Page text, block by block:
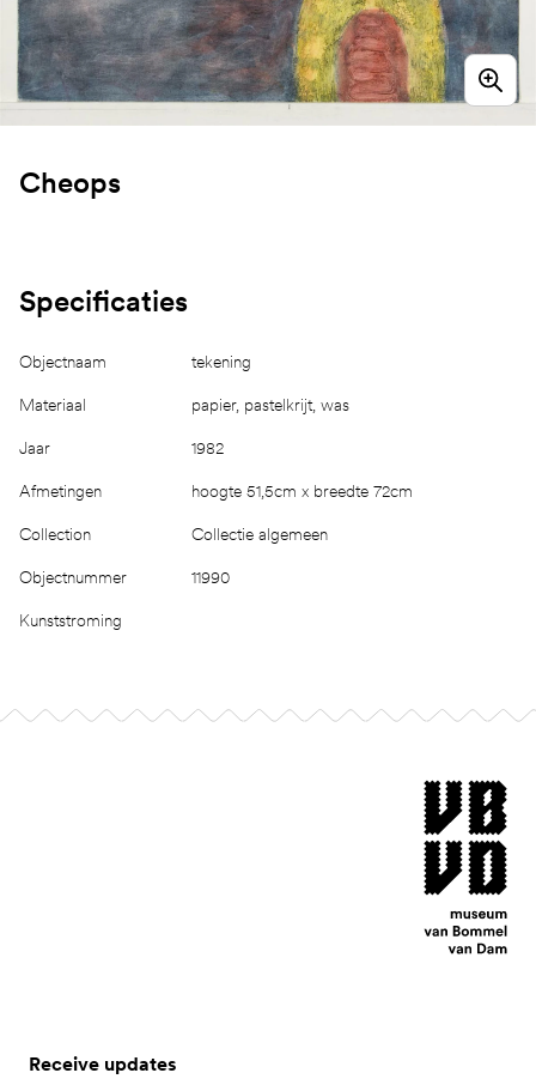
Cheops
Specificaties
Objectnaam tekening
Materiaal papier, pastelkrijt, was
Jaar 1982
Afmetingen hoogte 51,5cm x breedte 72cm
Collection Collectie algemeen
Objectnummer 11990
Kunststroming
museum van
Receive updates